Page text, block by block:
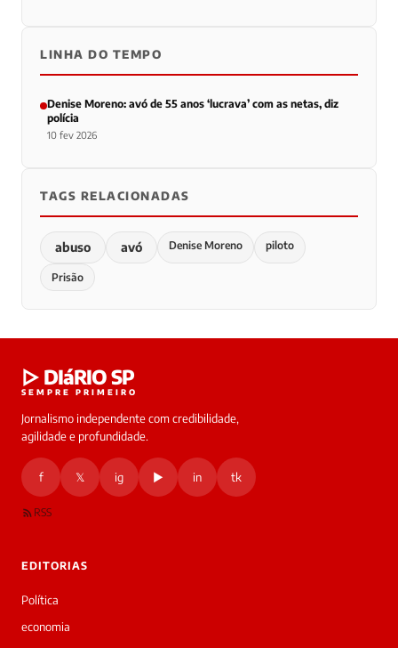
LINHA DO TEMPO
Denise Moreno: avó de 55 anos ‘lucrava’ com as netas, diz
polícia
10 fev 2026
TAGS RELACIONADAS
abuso avó Denise Moreno piloto
Prisão
▷ DIáRIO SP
SEMPRE PRIMEIRO
Jornalismo independente com credibilidade,
agilidade e profundidade.
f 𝕏 ig ▶ in tk
RSS
EDITORIAS
Política
economia